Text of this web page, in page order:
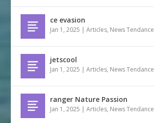
ce evasion
Jan 1, 2025 |Articles, News Tendance
jetscool
Jan 1, 2025 |Articles, News Tendance
ranger Nature Passion
Jan 1, 2025 |Articles, News Tendance